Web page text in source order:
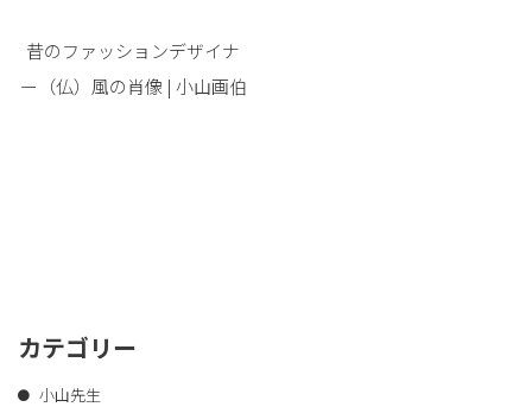
昔のファッションデザイナ
ー（仏）風の肖像 | 小山画伯
カテゴリー
小山先生